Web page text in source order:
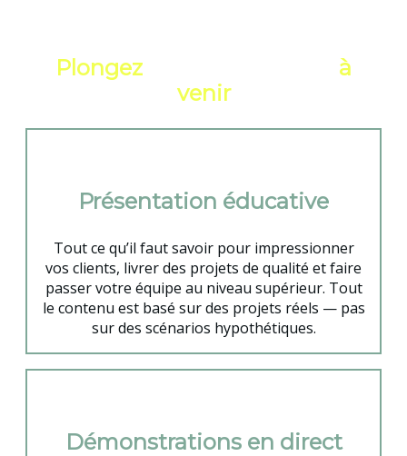
Plongez
à
venir
Présentation éducative
Tout ce qu’il faut savoir pour impressionner
vos clients, livrer des projets de qualité et faire
passer votre équipe au niveau supérieur. Tout
le contenu est basé sur des projets réels — pas
sur des scénarios hypothétiques.
Démonstrations en direct